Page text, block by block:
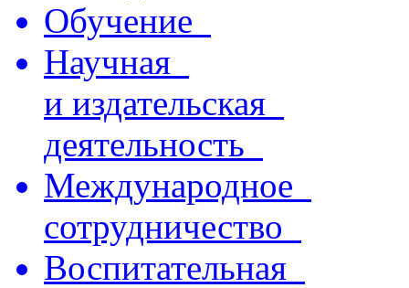
Обучение
Научная
и издательская
деятельность
Международное
сотрудничество
Воспитательная